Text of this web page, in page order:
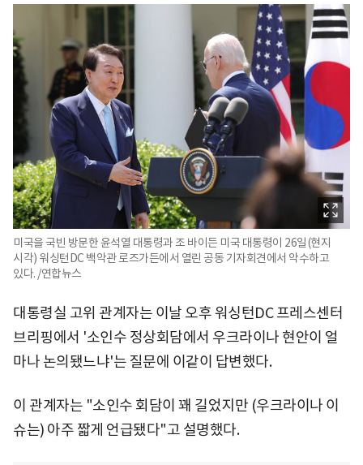
미국을 국빈 방문한 윤석열 대통령과 조 바이든 미국 대통령이 26일(현지
시각) 워싱턴DC 백악관 로즈가든에서 열린 공동 기자회견에서 악수하고
있다. /연합뉴스
대통령실 고위 관계자는 이날 오후 워싱턴DC 프레스센터
브리핑에서 '소인수 정상회담에서 우크라이나 현안이 얼
마나 논의됐느냐'는 질문에 이같이 답변했다.
이 관계자는 "소인수 회담이 꽤 길었지만 (우크라이나 이
슈는) 아주 짧게 언급됐다"고 설명했다.